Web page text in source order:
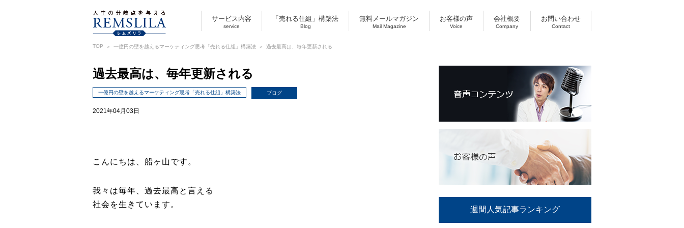
サービス内容
service
「売れる仕組」構築法
Blog
無料メールマガジン
Mail Magazine
お客様の声
Voice
会社概要
Company
お問い合わせ
Contact
TOP 一億円の壁を越えるマーケティング思考「売れる仕組」構築法 過去最高は、毎年更新される
過去最高は、毎年更新される
一億円の壁を越えるマーケティング思考「売れる仕組」構築法 ブログ
2021年04月03日
こんにちは、船ヶ山です。
我々は毎年、過去最高と言える
社会を生きています。
週間人気記事ランキング